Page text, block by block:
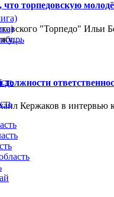
торпедовскую
"Торпедо" Ильи
Кержаков в интервью